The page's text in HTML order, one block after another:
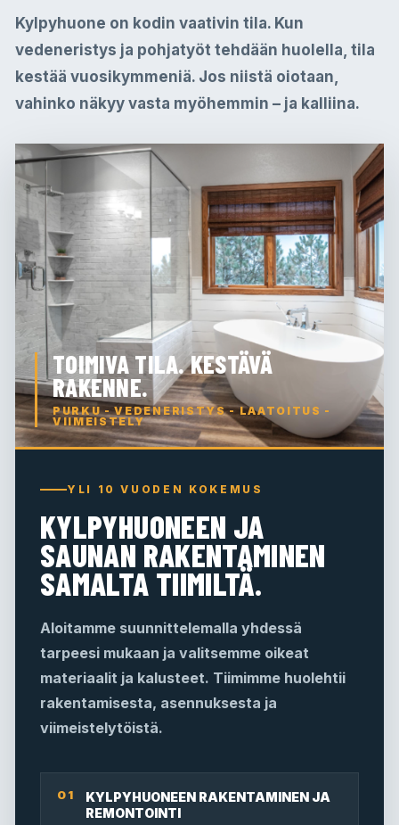
Kylpyhuone on kodin vaativin tila. Kun
vedeneristys ja pohjatyöt tehdään huolella, tila
kestää vuosikymmeniä. Jos niistä oiotaan,
vahinko näkyy vasta myöhemmin – ja kalliina.
TOIMIVA TILA. KESTÄVÄ
RAKENNE.
PURKU - VEDENERISTYS - LAATOITUS -
VIIMEISTELY
YLI 10 VUODEN KOKEMUS
KYLPYHUONEEN JA
SAUNAN RAKENTAMINEN
SAMALTA TIIMILTÄ.
Aloitamme suunnittelemalla yhdessä
tarpeesi mukaan ja valitsemme oikeat
materiaalit ja kalusteet. Tiimimme huolehtii
rakentamisesta, asennuksesta ja
viimeistelytöistä.
01
KYLPYHUONEEN RAKENTAMINEN JA
REMONTOINTI